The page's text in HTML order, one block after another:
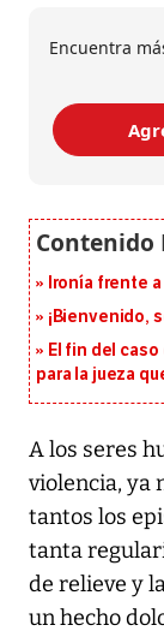
Encuentra
Ironía frente
¡Bienvenido,
El fin del
para la jueza
A los seres
violencia, ya
tantos los
tanta
de relieve y
un hecho